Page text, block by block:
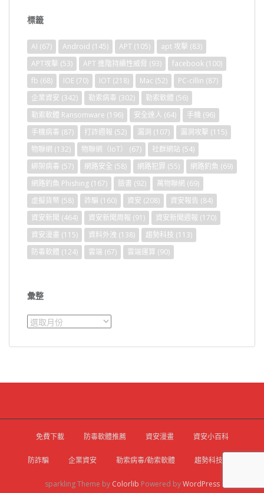
標籤
AI (67) Android (145) APT (105) apt 攻擊 (83)
APT攻擊 (53) APT 進階持續性威脅 (93) facebook (100)
fb (68) IOE (70) IOT (218) Mac (52) PC-cillin (87)
企業資安 (342) 勒索病毒 (302) 勒索軟體 (56)
勒索軟體 Ransomware (196) 安全達人 (64) 手機 (96)
手機病毒 (87) 打詐週報 (52) 漏洞 (107) 漏洞攻擊 (115)
物聯網 (132) 物聯網（IoT） (67) 社群網站 (54)
綁架病毒 (57) 網路安全 (58) 網路犯罪 (55) 網路釣魚 (69)
網路釣魚 Phishing (167) 臉書 (92) 萬物聯網 (69)
虛擬貨幣 (58) 詐騙 (160) 資安 (208) 資安報告 (84)
資安新聞 (464) 資安新聞周報 (91) 資安新聞週報 (170)
資安漫畫 (115) 資料外洩 (138) 趨勢科技 (113)
防毒軟體 (124) 雲端 (67) 雲端運算 (90)
彙整
彙
免費下載 防毒軟體推薦 資安漫畫 資安小百科
防詐騙 企業資安 勒索病毒/勒索軟體 趨勢科技官網
sparkling Theme by Colorlib Powered byWordPress